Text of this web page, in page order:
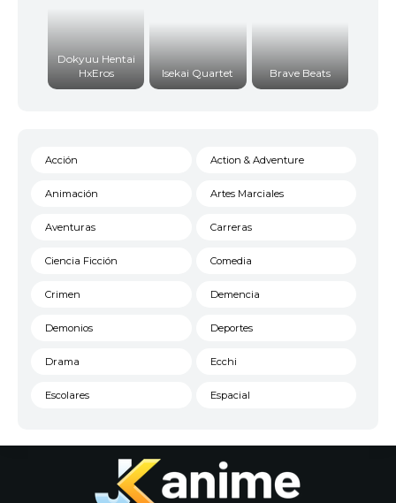
Dokyuu Hentai
HxEros
Isekai Quartet Brave Beats
Acción Action & Adventure
Animación Artes Marciales
Aventuras Carreras
Ciencia Ficción Comedia
Crimen Demencia
Demonios Deportes
Drama Ecchi
Escolares Espacial
Historico
Josei